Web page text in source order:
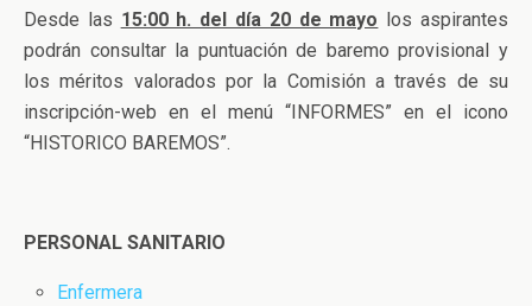
Desde las 15:00 h. del día 20 de mayo los aspirantes
podrán consultar la puntuación de baremo provisional y
los méritos valorados por la Comisión a través de su
inscripción-web en el menú “INFORMES” en el icono
“HISTORICO BAREMOS”.
PERSONAL SANITARIO
Enfermera